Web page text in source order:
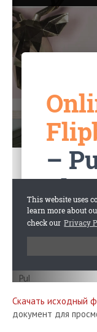
Скачать исходный
документ для